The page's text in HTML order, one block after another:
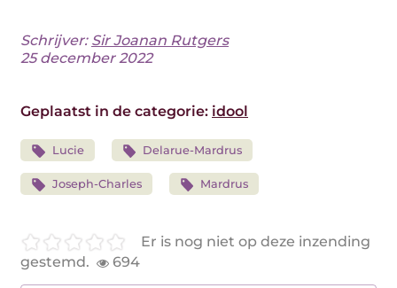
Schrijver: Sir Joanan Rutgers
25 december 2022
Geplaatst in de categorie: idool
Lucie Delarue-Mardrus
Joseph-Charles Mardrus
Er is nog niet op deze inzending
gestemd.
694